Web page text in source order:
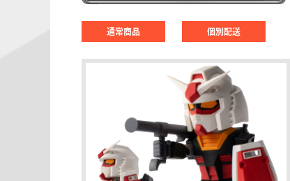
通常商品 個別配送